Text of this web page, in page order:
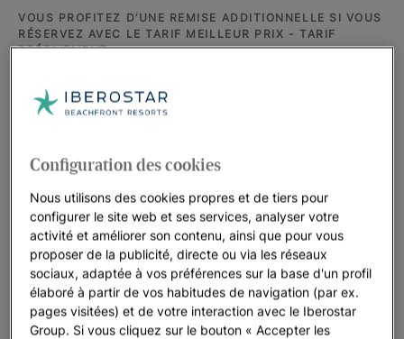
VOUS PROFITEZ D’UNE REMISE ADDITIONNELLE SI VOUS
RÉSERVEZ AVEC LE TARIF MEILLEUR PRIX - TARIF
PRÉPAIEMENT.
Économisez sur vos vacances en profitant du
sélectionner cemode de paiement
réductionsera automatiquement appliquée sur le prix final. Ce
tarif ne permet pas de modifier la réservation.
Avec Iberostar, vous profiterez toujours duMeilleur prix en
ligne garantien réservant sur iberostar.com. Si vous trouvez
un prix plus intéressant ailleurs, nous nous alignons sur cette
offre et nous vous offrons5% de remise additionnelle.
Configuration des cookies
Nous utilisons des cookies propres et de tiers pour
configurer le site web et ses services, analyser votre
activité et améliorer son contenu, ainsi que pour vous
proposer de la publicité, directe ou via les réseaux
sociaux, adaptée à vos préférences sur la base d'un profil
élaboré à partir de vos habitudes de navigation (par ex.
pages visitées) et de votre interaction avec le Iberostar
Group. Si vous cliquez sur le bouton « Accepter les